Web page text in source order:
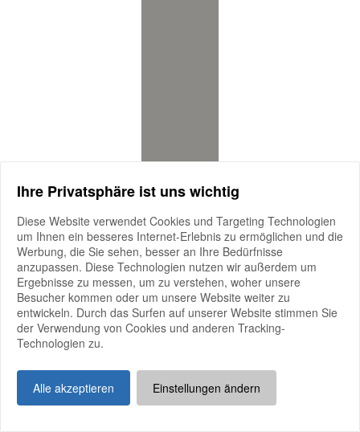
Auf dem Verbandsgelände in Elmshorn kommt die Elite des
Fohlenjahrgangs 2026
mehr anzeigen
Auf dem Verbandsgelände in Elmshorn kommt die Elite des
Fohlenjahrgangs 2026 zur Versteigerung.
vermarktung
August 2026 -Beginn:
08:00
Jugendturnier & Familien-Erlebnistag beim Holsteiner Verband
Ihre Privatsphäre ist uns wichtig
Diese Website verwendet Cookies und Targeting Technologien
um Ihnen ein besseres Internet-Erlebnis zu ermöglichen und die
Werbung, die Sie sehen, besser an Ihre Bedürfnisse
anzupassen. Diese Technologien nutzen wir außerdem um
Ergebnisse zu messen, um zu verstehen, woher unsere
Besucher kommen oder um unsere Website weiter zu
entwickeln. Durch das Surfen auf unserer Website stimmen Sie
der Verwendung von Cookies und anderen Tracking-
Technologien zu.
Alle akzeptieren Einstellungen ändern